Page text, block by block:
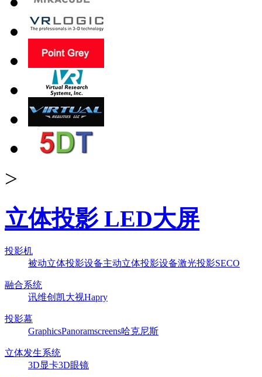
>
立体投影 LED大屏
投影机
被动立体投影设备主动立体投影设备激光投影SECO
融合系统
讯维创凯大视Hapry
投影幕
GraphicsPanoramscreens哈克尼斯
立体发生系统
3D显卡3D眼镜